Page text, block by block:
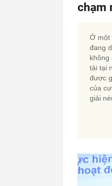
chạm
Ở một
đang
không
tải tại
được
của
giải